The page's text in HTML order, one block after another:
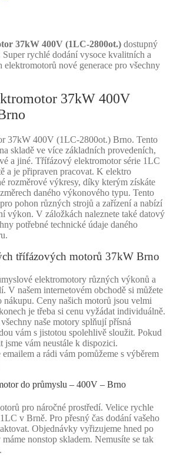
37kW 400V (1LC-2800ot.) dostupný
rychlé dodání vysoce kvalitních a
nové generace pro všechny
37kW 400V
37kW 400V (1LC-2800ot.) Brno. Tento
skladě ve více základních provedeních,
a jiné. Třífázový elektromotor série 1LC
a je připraven pracovat. K elektro
rozměrové výkresy, díky kterým získáte
daného výkonového typu. Tento
pohon různých strojů a zařízení a nabízí
výkon. V záložkách naleznete také datový
potřebné technické údaje daného
třífázových motorů 37kW Brno
elektromotory různých výkonů a
V našem internetovém obchodě si můžete
Ceny našich motorů jsou velmi
je třeba si cenu vyžádat individuálně.
naše motory splňují přísná
vám s jistotou spolehlivě sloužit. Pokud
jsme vám neustále k dispozici.
a rádi vám pomůžeme s výběrem
do průmyslu – 400V – Brno
pro náročné prostředí. Velice rychle
v Brně. Pro přesný čas dodání vašeho
Objednávky vyřizujeme hned po
nonstop skladem. Nemusíte se tak